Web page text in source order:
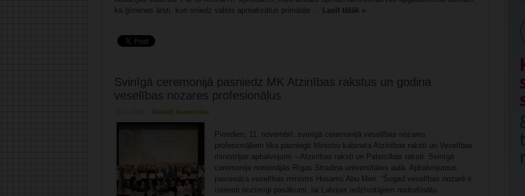
ka ģimenes ārsti, kuri sniedz valsts apmaksātus primārās ... Lasīt tālāk »
Svinīgā ceremonijā pasniedz MK Atzinības rakstus un godina
veselības nozares profesionāļus
Rakstīt komentāru
Pirmdien, 11. novembrī, svinīgā ceremonijā veselības nozares
profesionāļiem tika pasniegti Ministru kabineta Atzinības raksti un Veselības
ministrijas apbalvojumi – Atzinības raksti un Pateicības raksti. Svinīgā
ceremonija norisinājās Rīgas Stradiņa universitātes aulā. Apbalvojumus
pasniedza veselības ministrs Hosams Abu Meri. “Šogad veselības nozarē ir
īstenoti nozīmīgi pasākumi, lai Latvijas iedzīvotājiem nodrošinātu